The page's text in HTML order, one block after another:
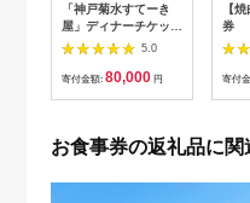
「神戸菊水すてーき
屋」ディナーチケット
（2枚）
5.0
寄付金額: 80,000 円
【
券
寄付
お食事券の返礼品に